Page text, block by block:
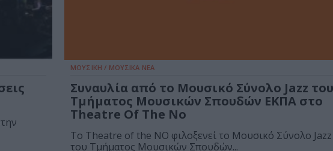
ΜΟΥΣΙΚΗ / ΜΟΥΣΙΚΑ ΝΕΑ
Συναυλία από το Μουσικό Σύνολο Jazz του
Τμήματος Μουσικών Σπουδών ΕΚΠΑ στο
Theatre Of The No
Το Theatre of the NO φιλοξενεί το Μουσικό Σύνολο Jazz
του Τμήματος Μουσικών Σπουδών...